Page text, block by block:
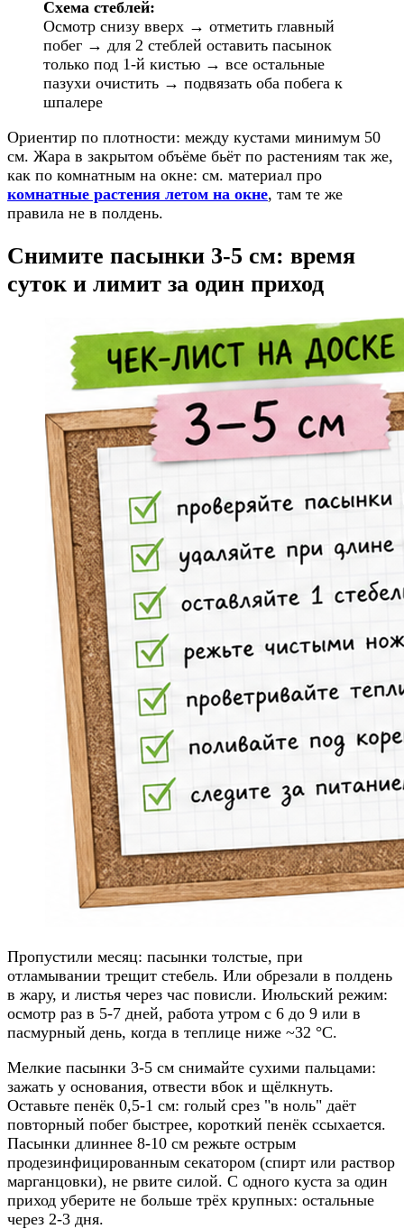
Схема стеблей:
Осмотр снизу вверх → отметить главный
побег → для 2 стеблей оставить пасынок
только под 1-й кистью → все остальные
пазухи очистить → подвязать оба побега к
шпалере
Ориентир по плотности: между кустами минимум 50
см. Жара в закрытом объёме бьёт по растениям так же,
как по комнатным на окне: см. материал про
комнатные растения летом на окне, там те же
правила не в полдень.
Снимите пасынки 3-5 см: время
суток и лимит за один приход
Пропустили месяц: пасынки толстые, при
отламывании трещит стебель. Или обрезали в полдень
в жару, и листья через час повисли. Июльский режим:
осмотр раз в 5-7 дней, работа утром с 6 до 9 или в
пасмурный день, когда в теплице ниже ~32 °C.
Мелкие пасынки 3-5 см снимайте сухими пальцами:
зажать у основания, отвести вбок и щёлкнуть.
Оставьте пенёк 0,5-1 см: голый срез "в ноль" даёт
повторный побег быстрее, короткий пенёк ссыхается.
Пасынки длиннее 8-10 см режьте острым
продезинфицированным секатором (спирт или раствор
марганцовки), не рвите силой. С одного куста за один
приход уберите не больше трёх крупных: остальные
через 2-3 дня.